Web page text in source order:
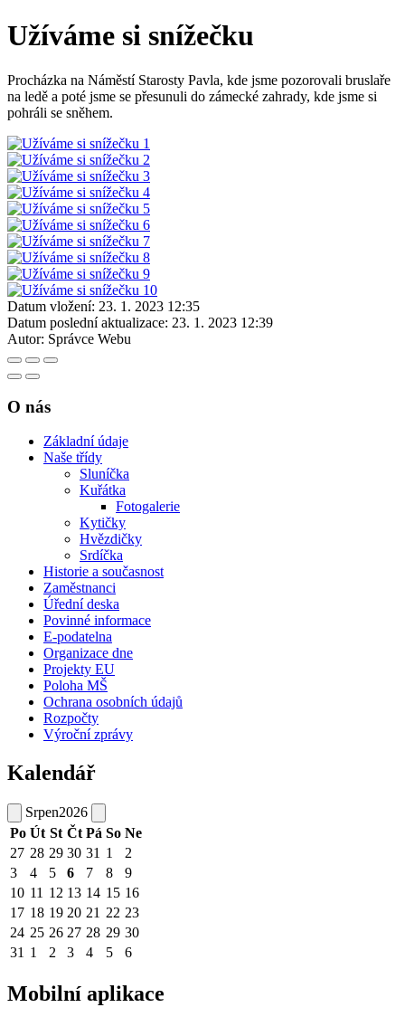
Užíváme si snížečku
Procházka na Náměstí Starosty Pavla, kde jsme pozorovali bruslaře
na ledě a poté jsme se přesunuli do zámecké zahrady, kde jsme si
pohráli se sněhem.
Datum vložení: 23. 1. 2023 12:35
Datum poslední aktualizace: 23. 1. 2023 12:39
Autor: Správce Webu
O nás
Základní údaje
Naše třídy
Sluníčka
Kuřátka
Fotogalerie
Kytičky
Hvězdičky
Srdíčka
Historie a současnost
Zaměstnanci
Úřední deska
Povinné informace
E-podatelna
Organizace dne
Projekty EU
Poloha MŠ
Ochrana osobních údajů
Rozpočty
Výroční zprávy
Kalendář
Srpen2026
Po Út St Čt Pá So Ne
27 28 29 30 31 1
2
3
4 5 6 7 8
9
10 11 12 13 14 15 16
17 18 19 20 21 22 23
24 25 26 27 28 29 30
31 1 2 3 4 5 6
Mobilní aplikace